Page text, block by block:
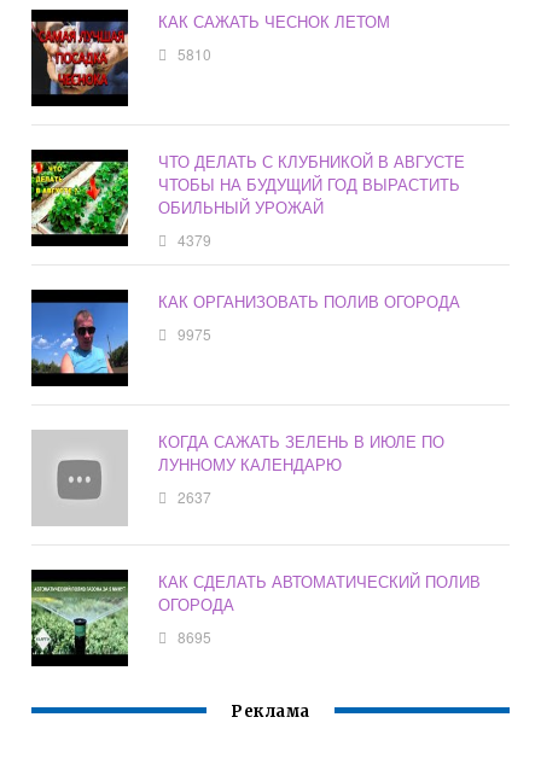
КАК САЖАТЬ ЧЕСНОК ЛЕТОМ
5810
ЧТО ДЕЛАТЬ С КЛУБНИКОЙ В АВГУСТЕ
ЧТОБЫ НА БУДУЩИЙ ГОД ВЫРАСТИТЬ
ОБИЛЬНЫЙ УРОЖАЙ
4379
КАК ОРГАНИЗОВАТЬ ПОЛИВ ОГОРОДА
9975
КОГДА САЖАТЬ ЗЕЛЕНЬ В ИЮЛЕ ПО
ЛУННОМУ КАЛЕНДАРЮ
2637
КАК СДЕЛАТЬ АВТОМАТИЧЕСКИЙ ПОЛИВ
ОГОРОДА
8695
Реклама